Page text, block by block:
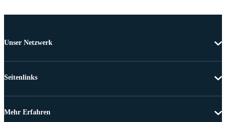
Unser Netzwerk
Seitenlinks
Mehr Erfahren